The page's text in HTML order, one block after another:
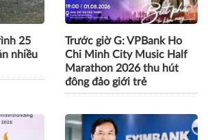
25
nhiều
Trước giờ G: VPBank Ho
Chi Minh City Music Half
Marathon 2026 thu hút
đông đảo giới trẻ